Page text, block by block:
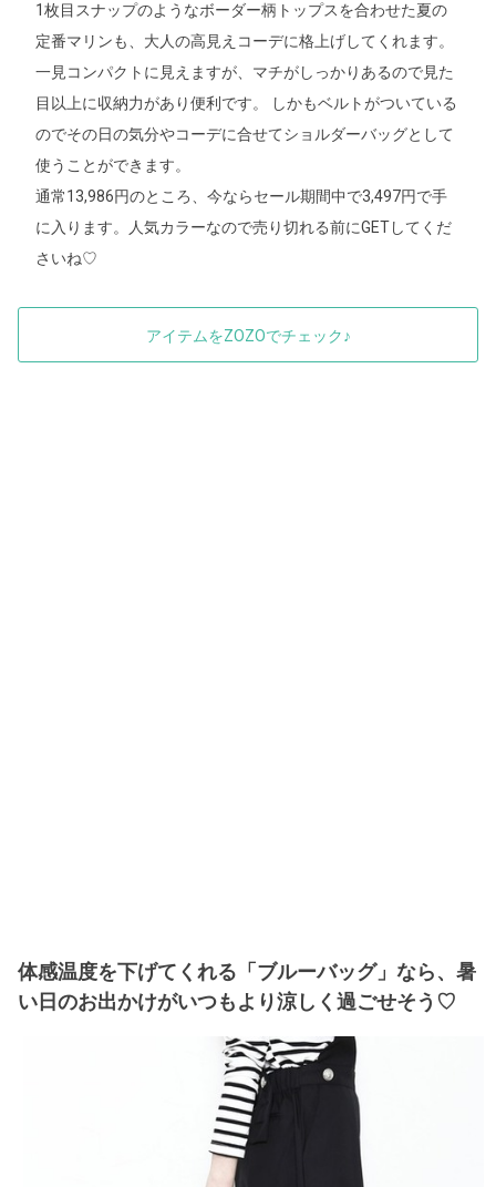
1枚目スナップのようなボーダー柄トップスを合わせた夏の
定番マリンも、大人の高見えコーデに格上げしてくれます。
一見コンパクトに見えますが、マチがしっかりあるので見た
目以上に収納力があり便利です。 しかもベルトがついている
のでその日の気分やコーデに合せてショルダーバッグとして
使うことができます。
通常13,986円のところ、今ならセール期間中で3,497円で手
に入ります。人気カラーなので売り切れる前にGETしてくだ
さいね♡
アイテムをZOZOでチェック♪
体感温度を下げてくれる「ブルーバッグ」なら、暑
い日のお出かけがいつもより涼しく過ごせそう♡